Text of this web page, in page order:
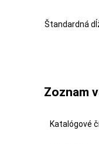
Štandardná
Zoznam
Katalógové